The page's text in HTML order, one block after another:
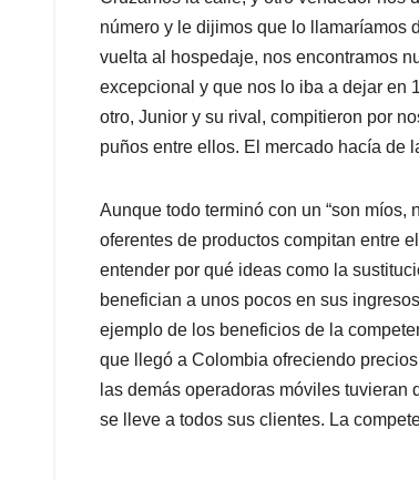
número y le dijimos que lo llamaríamos
vuelta al hospedaje, nos encontramos
excepcional y que nos lo iba a dejar en
otro, Junior y su rival, compitieron por
puños entre ellos. El mercado hacía de
Aunque todo terminó con un “son míos,
oferentes de productos compitan entre
entender por qué ideas como la
benefician a unos pocos en sus
ejemplo de los beneficios de la
que llegó a Colombia ofreciendo
las demás operadoras móviles tuvieran
se lleve a todos sus clientes. La